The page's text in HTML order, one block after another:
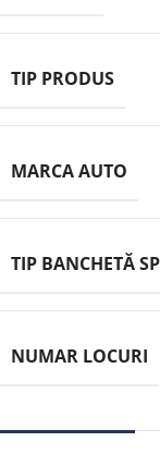
TIP PRODUS
MARCA AUTO
TIP BANCHETĂ
NUMAR LOCURI